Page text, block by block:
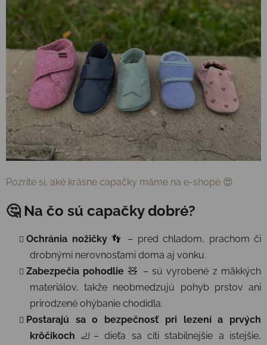
Pozrite si, aké krásne capačky máme na e-shope 😍
🤔 Na čo sú capačky dobré?
Ochránia nožičky👣 – pred chladom, prachom či
drobnými nerovnosťami doma aj vonku.
Zabezpečia pohodlie 🧸 – sú vyrobené z mäkkých
materiálov, takže neobmedzujú pohyb prstov ani
prirodzené ohýbanie chodidla.
Postarajú sa o bezpečnosť pri lezení a prvých
krôčikoch 🦶– dieťa sa cíti stabilnejšie a istejšie,